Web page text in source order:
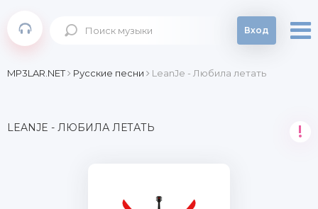
Вход
MP3LAR.NET Русские песни LeanJe - Любила летать
LEANJE - ЛЮБИЛА ЛЕТАТЬ !